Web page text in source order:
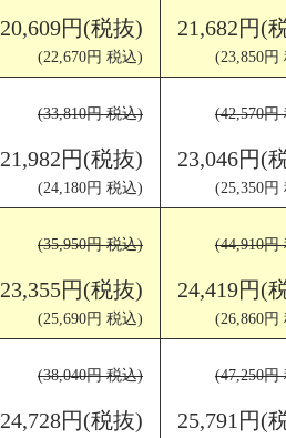
20,609円(税抜)
(22,670円 税込)
21,682円(
(23,850円
(33,810円 税込)
21,982円(税抜)
(24,180円 税込)
(42,570円
23,046円(
(25,350円
(35,950円 税込)
23,355円(税抜)
(25,690円 税込)
(44,910円
24,419円(
(26,860円
(38,040円 税込)
24,728円(税抜)
(47,250円
25,791円(